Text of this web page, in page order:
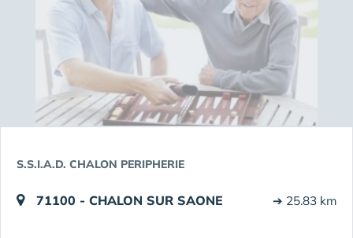
S.S.I.A.D. CHALON PERIPHERIE
71100 - CHALON SUR SAONE ➔ 25.83 km